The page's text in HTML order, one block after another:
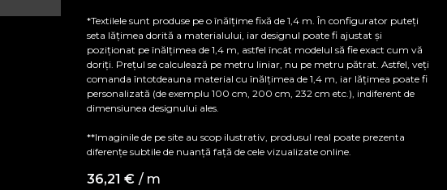
*Textilele sunt produse pe o înălțime fixă de 1,4 m. În configurator puteți
seta lățimea dorită a materialului, iar designul poate fi ajustat și
poziționat pe înălțimea de 1,4 m, astfel încât modelul să fie exact cum vă
doriți. Prețul se calculează pe metru liniar, nu pe metru pătrat. Astfel, veți
comanda întotdeauna material cu înălțimea de 1,4 m, iar lățimea poate fi
personalizată (de exemplu 100 cm, 200 cm, 232 cm etc.), indiferent de
dimensiunea designului ales.
**Imaginile de pe site au scop ilustrativ, produsul real poate prezenta
diferențe subtile de nuanță față de cele vizualizate online.
36,21€ / m